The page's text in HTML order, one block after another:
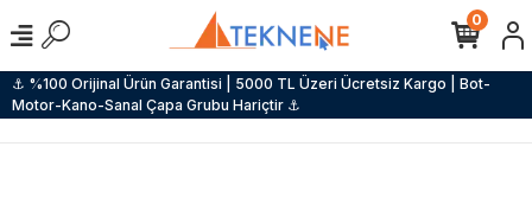
⚓ %100 Orijinal Ürün Garantisi | 5000 TL Üzeri Ücretsiz Kargo | Bot-
Motor-Kano-Sanal Çapa Grubu Hariçtir ⚓
0